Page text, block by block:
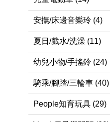
安撫/床邊音樂玲 (4)
夏日/戲水/洗澡 (11)
幼兒小物/手搖鈴 (24)
騎乘/腳踏/三輪車 (40)
People知育玩具 (29)